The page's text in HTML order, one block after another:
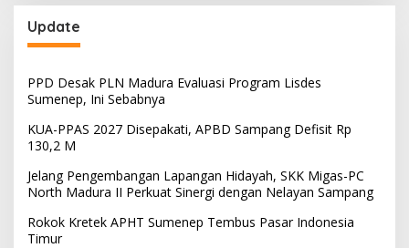
Update
PPD Desak PLN Madura Evaluasi Program Lisdes
Sumenep, Ini Sebabnya
KUA-PPAS 2027 Disepakati, APBD Sampang Defisit Rp
130,2 M
Jelang Pengembangan Lapangan Hidayah, SKK Migas-PC
North Madura II Perkuat Sinergi dengan Nelayan Sampang
Rokok Kretek APHT Sumenep Tembus Pasar Indonesia
Timur